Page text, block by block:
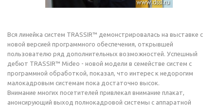
Вся линейка систем TRASSIR™ демонстрировалась на выставке с
новой версией программного обеспечения, открывшей
пользователю ряд дополнительных возможностей. Успешный
дебют TRASSIR™ Mideo - новой модели в семействе систем c
программной обработкой, показал, что интерес к недорогим
малокадровым системам пока достаточно высок.
Внимание многих посетителей привлекал внимание плакат,
анонсирующий выход полнокадровой системы с аппаратной